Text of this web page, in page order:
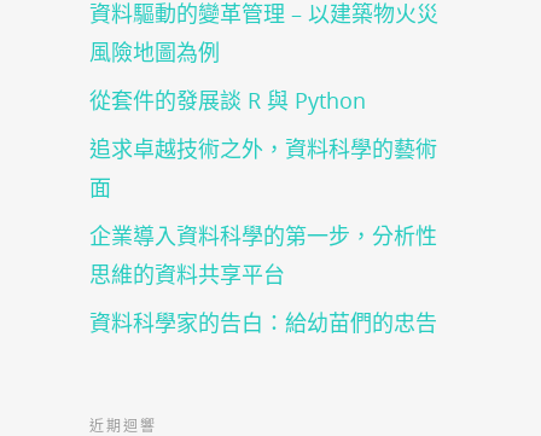
資料驅動的變革管理 – 以建築物火災
風險地圖為例
從套件的發展談 R 與 Python
追求卓越技術之外，資料科學的藝術
面
企業導入資料科學的第一步，分析性
思維的資料共享平台
資料科學家的告白：給幼苗們的忠告
近期迴響